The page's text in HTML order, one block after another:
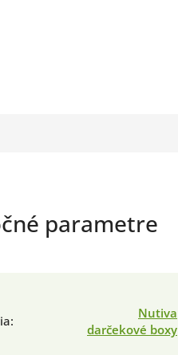
parametre
:
Nutiva
darčekové boxy